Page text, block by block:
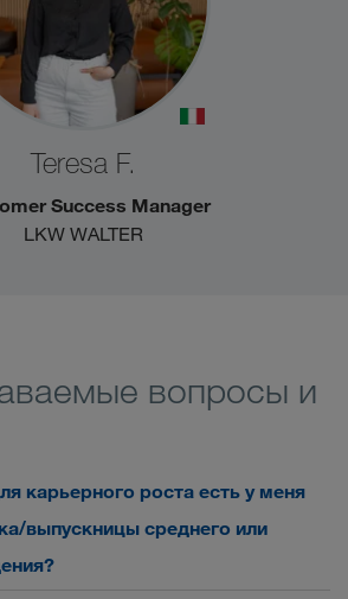
Teresa F.
Success Manager
LKW WALTER
вопросы и
карьерного роста есть у меня
выпускницы среднего или